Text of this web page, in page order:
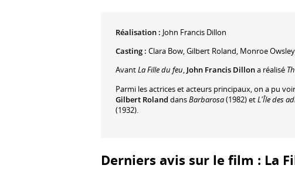
Réalisation : John Francis Dillon
Casting : Clara Bow,Gilbert Roland, Monroe Owsley
AvantLa Fille du feu, John Francis Dillona réalisé
Parmi les actrices et acteurs principaux, on a pu
Gilbert Roland dansBarbarosa(1982) etL'Île des
(1932).
Derniers avis sur le film : La